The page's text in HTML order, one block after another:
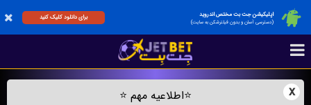
اپلیکیشن جت بت مختص اندروید
(دسترسی آسان و بدون فیلترشکن به سایت)
برای دانلود کلیک کنید
x
⭐اطلاعیه مهم ⭐